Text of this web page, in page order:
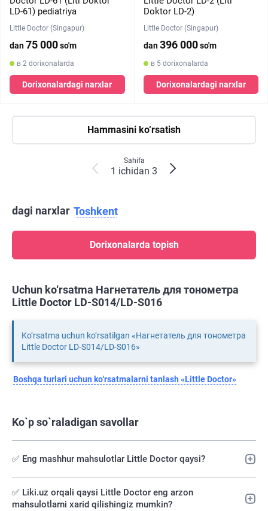
LD-61) pediatriya
Little Doctor (Singapur)
dan75 000so'm
в 2 dorixonalarda
Dorixonalardagi narxlar
Doktor LD-2)
Little Doctor (Singapur)
dan396 000so'm
в 5 dorixonalarda
Dorixonalardagi narxlar
Hammasini ko‘rsatish
Sahifa
1 ichidan 3
dagi narxlar Toshkent
Dorixonalarda topish
Uchun ko‘rsatma Нагнетатель для тонометра
Little Doctor LD-S014/LD-S016
Ko‘rsatma uchun ko‘rsatilgan «Нагнетатель для тонометра
Little Doctor LD-S014/LD-S016»
Boshqa turlari uchun ko‘rsatmalarni tanlash «Little Doctor»
Ko`p so`raladigan savollar
✅ Eng mashhur mahsulotlar Little Doctor qaysi?
✅️ Liki.uz orqali qaysi Little Doctor eng arzon
mahsulotlarni xarid qilishingiz mumkin?